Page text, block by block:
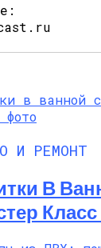
И РЕМОНТ
В